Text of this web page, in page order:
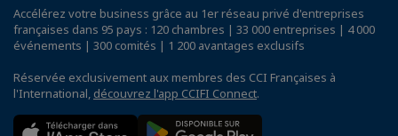
Accélérez votre business grâce au 1er réseau privé d'entreprises
françaises dans 95 pays : 120 chambres | 33 000 entreprises | 4 000
événements | 300 comités | 1 200 avantages exclusifs
Réservée exclusivement aux membres des CCI Françaises à
l'International, découvrez l'app CCIFI Connect.